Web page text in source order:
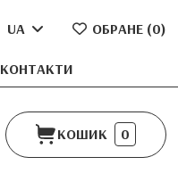
КОНТАКТИ
UA ОБРАНЕ (0)
КОШИК 0